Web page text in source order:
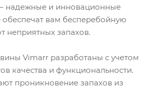
надежные и инновационные
вам бесперебойную
неприятных запахов.
Vimarr разработаны с учетом
качества и функциональности.
проникновение запахов из